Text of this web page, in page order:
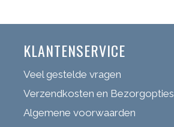
KLANTENSERVICE
Veel gestelde vragen
Verzendkosten en Bezorgopties
Algemene voorwaarden